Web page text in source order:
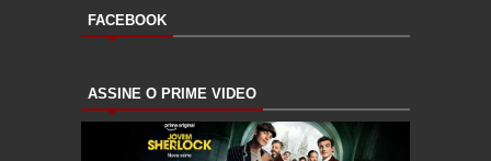
FACEBOOK
ASSINE O PRIME VIDEO